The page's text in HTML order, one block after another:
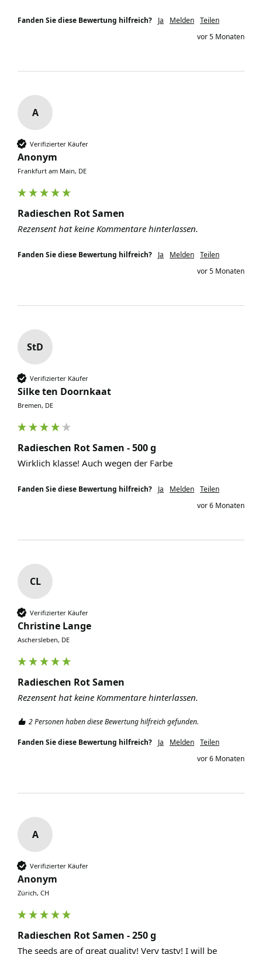
Fanden Sie diese Bewertung hilfreich? Ja Melden Teilen
vor 5 Monaten
A
Verifizierter Käufer
Anonym
Frankfurt am Main, DE
Radieschen Rot Samen
Rezensent hat keine Kommentare hinterlassen.
Fanden Sie diese Bewertung hilfreich? Ja Melden Teilen
vor 5 Monaten
StD
Verifizierter Käufer
Silke ten Doornkaat
Bremen, DE
Radieschen Rot Samen - 500 g
Wirklich klasse! Auch wegen der Farbe
Fanden Sie diese Bewertung hilfreich? Ja Melden Teilen
vor 6 Monaten
CL
Verifizierter Käufer
Christine Lange
Aschersleben, DE
Radieschen Rot Samen
Rezensent hat keine Kommentare hinterlassen.
2 Personen haben diese Bewertung hilfreich gefunden.
Fanden Sie diese Bewertung hilfreich? Ja Melden Teilen
vor 6 Monaten
A
Verifizierter Käufer
Anonym
Zürich, CH
Radieschen Rot Samen - 250 g
The seeds are of great quality! Very tasty! I will be